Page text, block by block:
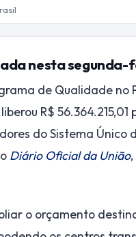
nesta
de Qualidade no
R$
do Sistema Único
Diário Oficial da União
o orçamento